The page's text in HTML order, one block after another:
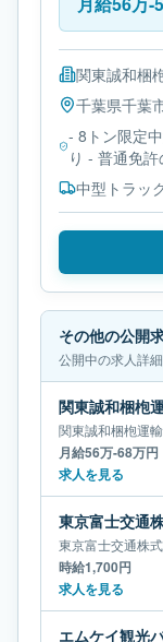
関東誠和梱
千葉県千葉
- 8トン限定
り - 普通免
中型トラッ
その他の公開
公開中の求人詳
関東誠和梱枹運
月給56万-68万円
求人を見る
東京富士交通株
時給1,700円
求人を見る